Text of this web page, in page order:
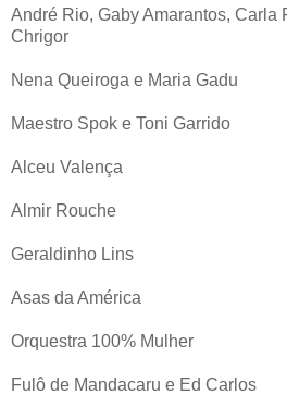
André Rio, Gaby Amarantos, Carla
Chrigor
Nena Queiroga e Maria Gadu
Maestro Spok e Toni Garrido
Alceu Valença
Almir Rouche
Geraldinho Lins
Asas da América
Orquestra 100% Mulher
Fulô de Mandacaru e Ed Carlos